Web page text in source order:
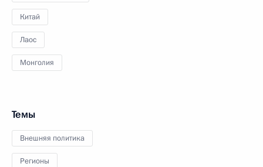
Китай
Лаос
Монголия
Темы
Внешняя политика
Регионы